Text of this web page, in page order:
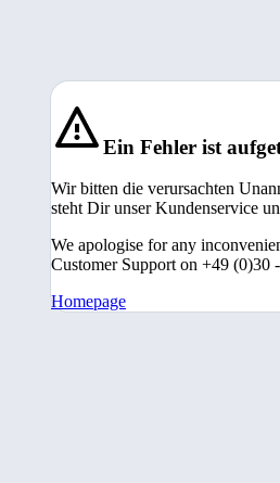
Ein Fehler ist
Wir bitten die verursachten
steht Dir unser Kundenservice
We apologise for any
Customer Support on +49 (0)30
Homepage